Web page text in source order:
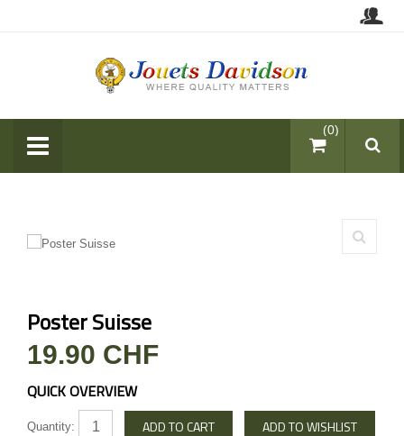
items (0)
Poster Suisse
19.90 CHF
QUICK OVERVIEW
Quantity: